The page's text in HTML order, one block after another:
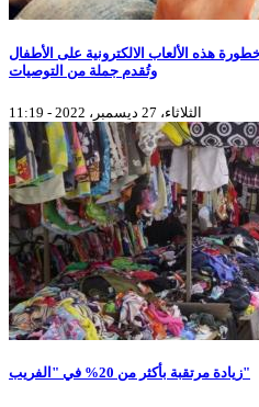
هذه الألعاب الالكترونية على الأطفال
وتُقدم جملة من التوصيات
الثلاثاء، 27 ديسمبر، 2022 - 11:19
زيادة مرتقبة بأكثر من 20% في "الفريب"